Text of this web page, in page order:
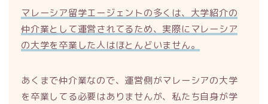
マレーシア留学エージェントの多くは、大学紹介の
仲介業として運営されてるため、実際にマレーシア
の大学を卒業した人はほとんどいません。
あくまで仲介業なので、運営側がマレーシアの大学
を卒業してる必要はありませんが、私たち自身が学